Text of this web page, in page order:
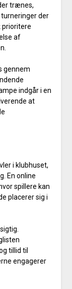
trænes,
turneringer der
prioritere
af
gennem
indgår i en
at
i klubhuset,
En online
spillere kan
placerer sig i
tillid til
engagerer